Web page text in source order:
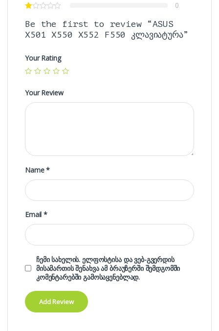
0
Be the first to review “ASUS
X501 X550 X552 F550 კლავიატურა”
Your Rating
Your Review
Name*
Email*
ჩემი სახელის. ელფოსტისა და ვებ-გვერდის
მისამართის შენახვა ამ ბრაუზერში შემდგომში
კომენტარებში გამოსაყენებლად.